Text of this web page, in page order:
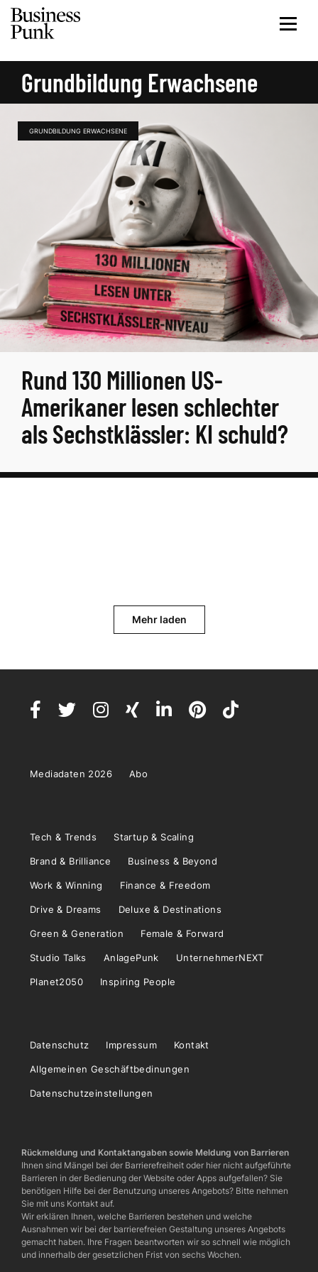
Grundbildung Erwachsene
GRUNDBILDUNG ERWACHSENE
Rund 130 Millionen US-
Amerikaner lesen schlechter
als Sechstklässler: KI schuld?
Mehr laden
Mediadaten 2026 Abo
Tech & Trends Startup & Scaling
Brand & Brilliance Business & Beyond
Work & Winning Finance & Freedom
Drive & Dreams Deluxe & Destinations
Green & Generation Female & Forward
Studio Talks AnlagePunk UnternehmerNEXT
Planet2050 Inspiring People
Datenschutz Impressum Kontakt
Allgemeinen Geschäftbedinungen
Datenschutzeinstellungen
Rückmeldung und Kontaktangaben sowie Meldung von Barrieren
Ihnen sind Mängel bei der Barrierefreiheit oder hier nicht aufgeführte
Barrieren in der Bedienung der Website oder Apps aufgefallen? Sie
benötigen Hilfe bei der Benutzung unseres Angebots? Bitte nehmen
Sie mit uns Kontakt auf.
Wir erklären Ihnen, welche Barrieren bestehen und welche
Ausnahmen wir bei der barrierefreien Gestaltung unseres Angebots
gemacht haben. Ihre Fragen beantworten wir so schnell wie möglich
und innerhalb der gesetzlichen Frist von sechs Wochen.